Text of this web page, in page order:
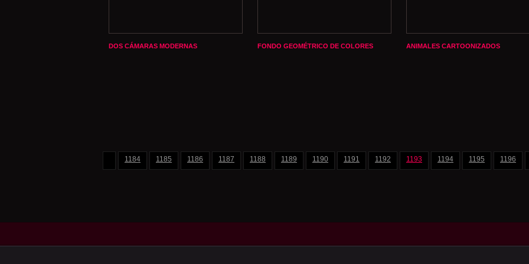
DOS CÁMARAS MODERNAS FONDO GEOMÉTRICO DE COLORES ANIMALES CARTOONIZADOS
1184 1185 1186 1187 1188 1189 1190 1191 1192 1193 1194 1195 1196